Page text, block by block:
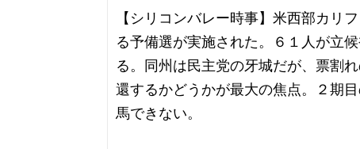
【シリコンバレー時事】米西部カリ
る予備選が実施された。６１人が立
る。同州は民主党の牙城だが、票割
還するかどうかが最大の焦点。２期
馬できない。